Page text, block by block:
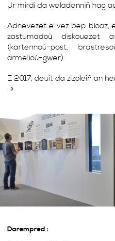
Ur mirdi da weladenniñ hag
Adnevezet e vez bep bloaz,
zastumadoù
(kartennoù-post,
armelioù-gwer)
E 2017, deuit da zizoleiñ an
! »
Darempred :